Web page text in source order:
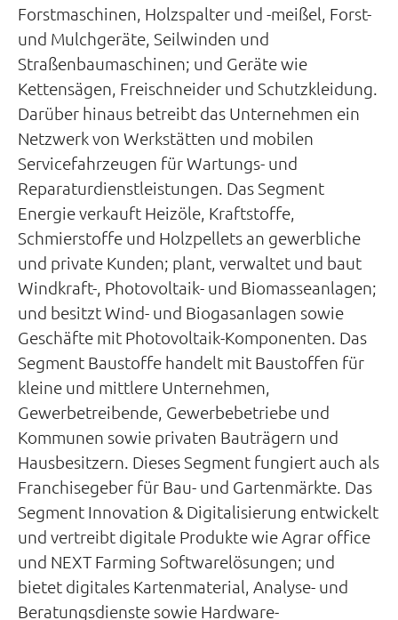
Forstmaschinen, Holzspalter und -meißel, Forst-
und Mulchgeräte, Seilwinden und
Straßenbaumaschinen; und Geräte wie
Kettensägen, Freischneider und Schutzkleidung.
Darüber hinaus betreibt das Unternehmen ein
Netzwerk von Werkstätten und mobilen
Servicefahrzeugen für Wartungs- und
Reparaturdienstleistungen. Das Segment
Energie verkauft Heizöle, Kraftstoffe,
Schmierstoffe und Holzpellets an gewerbliche
und private Kunden; plant, verwaltet und baut
Windkraft-, Photovoltaik- und Biomasseanlagen;
und besitzt Wind- und Biogasanlagen sowie
Geschäfte mit Photovoltaik-Komponenten. Das
Segment Baustoffe handelt mit Baustoffen für
kleine und mittlere Unternehmen,
Gewerbetreibende, Gewerbebetriebe und
Kommunen sowie privaten Bauträgern und
Hausbesitzern. Dieses Segment fungiert auch als
Franchisegeber für Bau- und Gartenmärkte. Das
Segment Innovation & Digitalisierung entwickelt
und vertreibt digitale Produkte wie Agrar office
und NEXT Farming Softwarelösungen; und
bietet digitales Kartenmaterial, Analyse- und
Beratungsdienste sowie Hardware-